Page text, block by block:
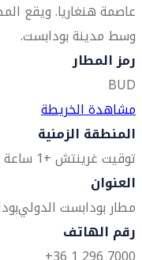
وسط مدينة بودابست.
رمز المطار
BUD
مشاهدة الخريطة
المنطقة الزمنية
توقيت غرينتش +1 ساعة
العنوان
مطار بودابست الدولي
رقم الهاتف